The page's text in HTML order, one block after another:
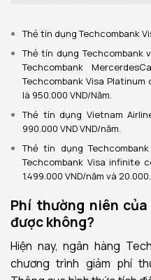
Thẻ tín dụng Techcombank
Thẻ tín dụng Techcombank
Techcombank
Techcombank Visa
là 950.000 VND/Năm.
Thẻ tín dụng Vietnam
990.000 VND VND/năm.
Thẻ tín dụng
Techcombank Visa infinite
1.499.000 VND/năm và
Phí thường niên
được không?
Hiện nay, ngân hàng
chương trình giảm phí